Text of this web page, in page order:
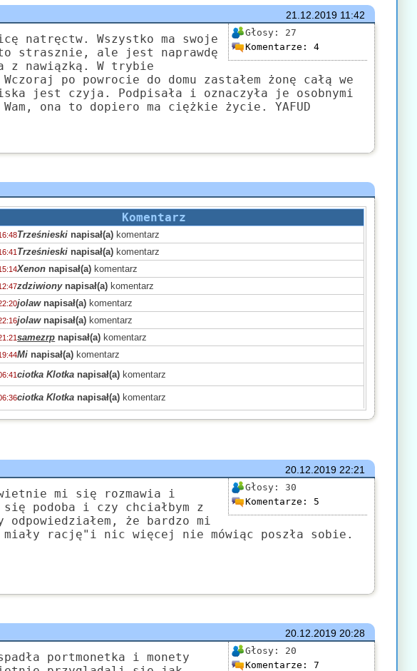
21.12.201911:42
Głosy: 27
Komentarze: 4
natręctw. Wszystko ma swoje
strasznie, ale jest naprawdę
z nawiązką. W trybie
po powrocie do domu zastałem żonę całą we
jest czyja. Podpisała i oznaczyła je osobnymi
ona to dopiero ma ciężkie życie. YAFUD
Komentarz
Trześnieski napisał(a) komentarz
Trześnieski napisał(a) komentarz
Xenon napisał(a) komentarz
zdziwionynapisał(a) komentarz
jolawnapisał(a) komentarz
jolawnapisał(a) komentarz
samezrp napisał(a) komentarz
Mi napisał(a) komentarz
ciotka Klotka napisał(a) komentarz
ciotka Klotka napisał(a) komentarz
Pepponenapisał(a)komentarz
Grejon napisał(a) komentarz
Bzhevxh napisał(a)komentarz
Alice napisał(a) komentarz
20.12.201922:21
Głosy: 30
Komentarze: 5
mi się rozmawia i
podoba i czy chciałbym z
że bardzo mi
miały rację"i nic więcej nie mówiąc poszła sobie.
20.12.201920:28
Głosy: 20
Komentarze: 7
portmonetka i monety